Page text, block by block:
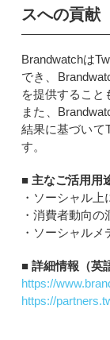
スへの貢献
Brandwatchは
でき、
を提供すること
また、
結果に基づいて
す。
■ 主なご活用用
・ソーシャル
・消費者動向の
・ソーシャルメ
■ 詳細情報（英
https://
https://